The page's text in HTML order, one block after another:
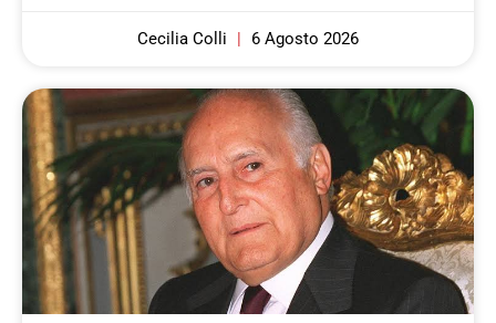
Cecilia Colli 6 Agosto 2026